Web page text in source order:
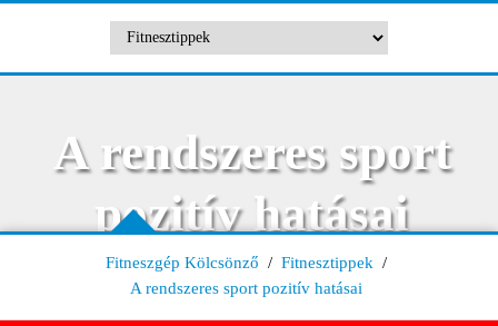
A rendszeres sport
pozitív hatásai
Fitneszgép Kölcsönző / Fitnesztippek /
A rendszeres sport pozitív hatásai